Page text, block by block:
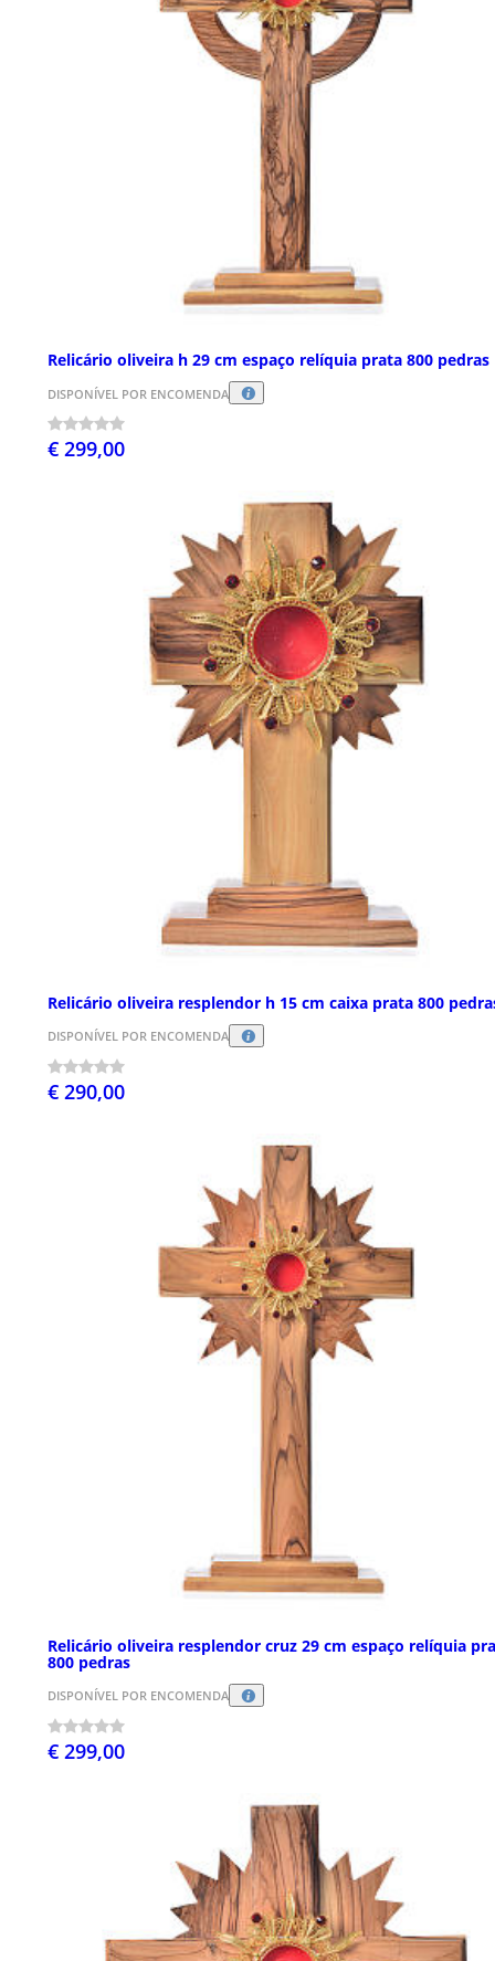
Relicário oliveira h 29 cm espaço relíquia prata 800 pedras
DISPONÍVEL POR ENCOMENDA
€ 299,00
Relicário oliveira resplendor h 15 cm caixa prata 800
DISPONÍVEL POR ENCOMENDA
€ 290,00
Relicário oliveira resplendor cruz 29 cm espaço relíquia
800 pedras
DISPONÍVEL POR ENCOMENDA
€ 299,00